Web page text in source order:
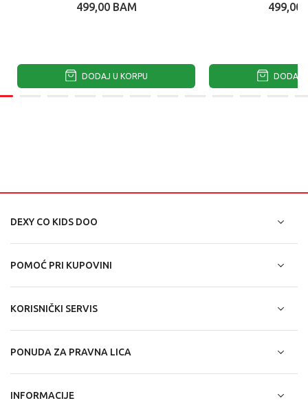
499,00 BAM
DODAJ U KORPU
499,00
DODAJ
DEXY CO KIDS DOO
POMOĆ PRI KUPOVINI
KORISNIČKI SERVIS
PONUDA ZA PRAVNA LICA
INFORMACIJE